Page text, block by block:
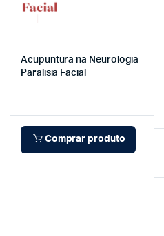
Acupuntura na Neurologia
Paralisia Facial
Comprar produto